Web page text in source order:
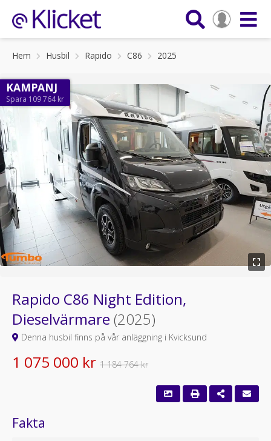
Hem Husbil Rapido C86 2025
KAMPANJ
Spara 109 764 kr
Rapido C86 Night Edition,
Dieselvärmare (2025)
Denna husbil finns på vår anläggning i Kvicksund
1 075 000 kr 1 184 764 kr
Fakta